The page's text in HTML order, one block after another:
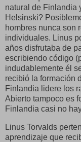
natural de Finlandia
Helsinski?
hombres nunca son
individuales. Linus
años disfrutaba de
escribiendo código
indudablemente él
recibió la formación
Finlandia lidere los
Abierto tampoco es
Finlandia casi no
Linus Torvalds
aprendizaje que